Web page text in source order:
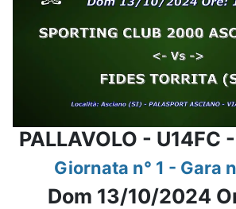
PALLAVOLO - U14FC
Giornata n° 1 - Gara
Dom 13/10/2024